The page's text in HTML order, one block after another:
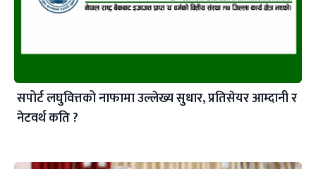
सपोर्ट लघुवित्तको नाफामा उल्लेख्य सुधार, प्रतिसेयर आम्दानी र
नेटवर्थ कति ?